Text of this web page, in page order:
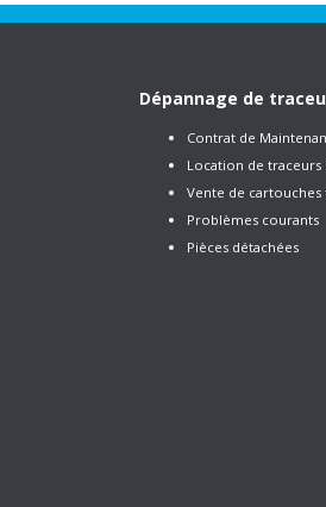
Dépannage de
Contrat de
Location de traceurs
Vente de cartouches
Problèmes courants
Pièces détachées